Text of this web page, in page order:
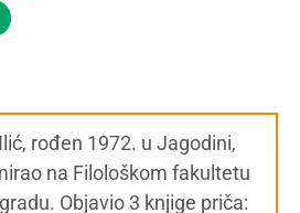
rođen 1972. u Jagodini,
na Filološkom fakultetu
Objavio 3 knjige priča: